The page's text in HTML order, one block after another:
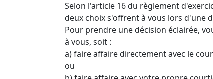
Selon l'article 16 du règlement
deux choix s'offrent à vous lors d'une
Pour prendre une décision éclairée,
à vous, soit :
a) faire affaire directement avec le
ou